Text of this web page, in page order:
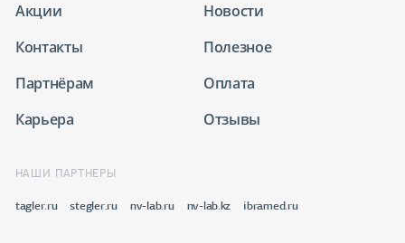
Акции
Новости
Контакты
Полезное
Партнёрам
Оплата
Карьера
Отзывы
НАШИ ПАРТНЕРЫ
tagler.ru stegler.ru nv-lab.ru nv-lab.kz ibramed.ru